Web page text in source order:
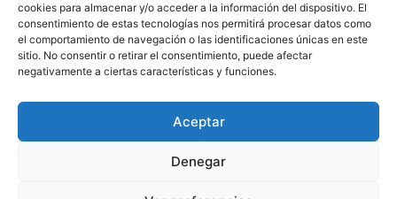
cookies para almacenar y/o acceder a la información del dispositivo. El
consentimiento de estas tecnologías nos permitirá procesar datos como
el comportamiento de navegación o las identificaciones únicas en este
sitio. No consentir o retirar el consentimiento, puede afectar
negativamente a ciertas características y funciones.
Aceptar
Denegar
Protección de Datos(www.aepd.es)
Información Adicional:Tiene a su disposición información ampliada en
nuestra
Política de Privacidad